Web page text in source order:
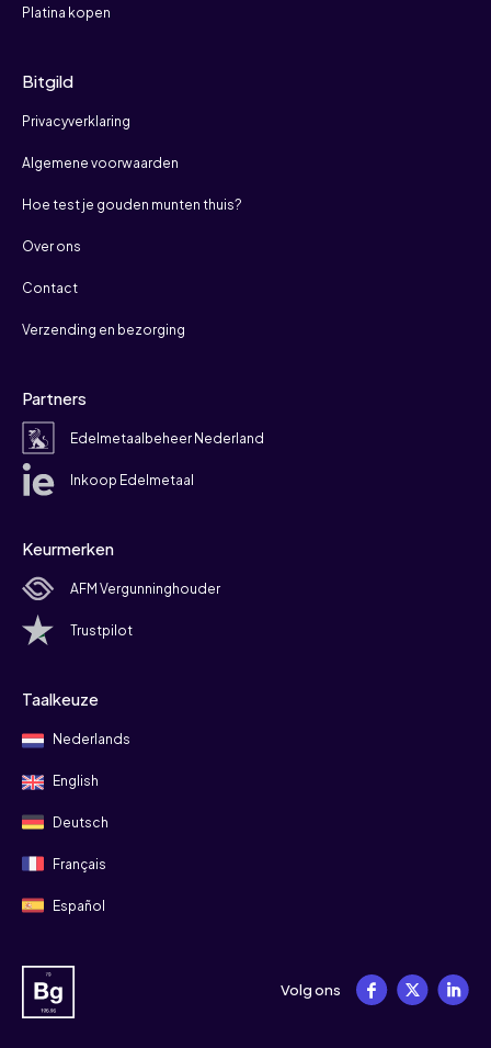
Platina kopen
Bitgild
Privacyverklaring
Algemene voorwaarden
Hoe test je gouden munten thuis?
Over ons
Contact
Verzending en bezorging
Partners
Edelmetaalbeheer Nederland
Inkoop Edelmetaal
Keurmerken
AFM Vergunninghouder
Trustpilot
Taalkeuze
Nederlands
English
Deutsch
Français
Español
Volg ons